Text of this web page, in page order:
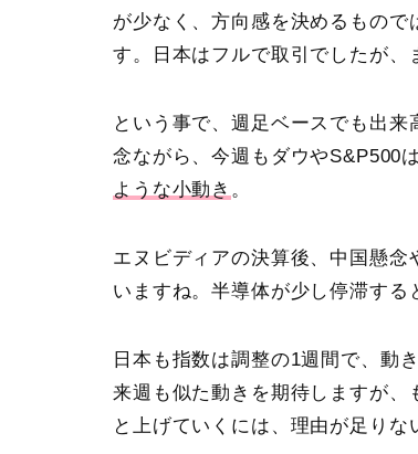
が少なく、方向感を決めるもので
す。日本はフルで取引でしたが、
という事で、週足ベースでも出
念ながら、今週もダウやS&P500
ような小動き 。
エヌビディアの決算後、中国懸念
いますね。半導体が少し停滞する
日本も指数は調整の1週間で、動
来週も似た動きを期待しますが、
と上げていくには、理由が足りな